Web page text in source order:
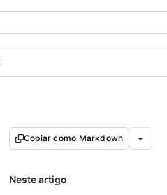
Copiar como Markdown
Neste artigo